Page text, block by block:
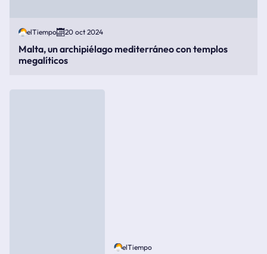
elTiempo 20 oct 2024
Malta, un archipiélago mediterráneo con templos
megalíticos
elTiempo